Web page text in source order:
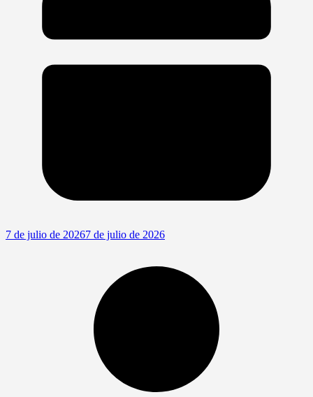
7 de julio de 20267 de julio de 2026